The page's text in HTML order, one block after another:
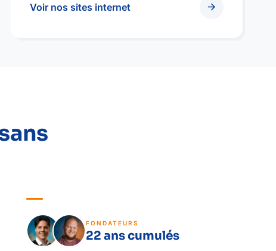
Voir nos sites internet arrow_forward
FONDATEURS
22 ans cumulés